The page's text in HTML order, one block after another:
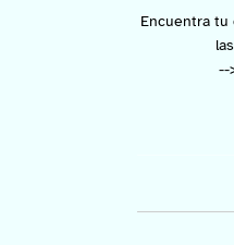
Encuentra
--